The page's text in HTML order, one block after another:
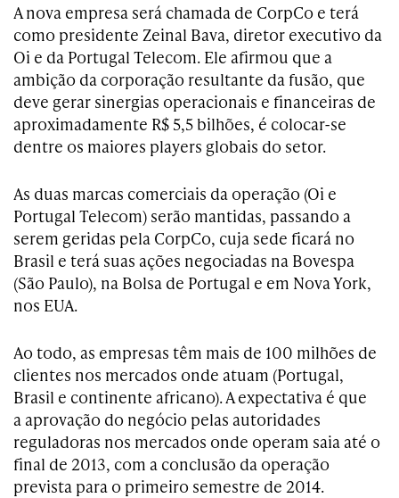
A nova empresa será chamada de CorpCo e terá
como presidente Zeinal Bava, diretor executivo da
Oi e da Portugal Telecom. Ele afirmou que a
ambição da corporação resultante da fusão, que
deve gerar sinergias operacionais e financeiras de
aproximadamente R$ 5,5 bilhões, é colocar-se
dentre os maiores players globais do setor.
As duas marcas comerciais da operação (Oi e
Portugal Telecom) serão mantidas, passando a
serem geridas pela CorpCo, cuja sede ficará no
Brasil e terá suas ações negociadas na Bovespa
(São Paulo), na Bolsa de Portugal e em Nova York,
nos EUA.
Ao todo, as empresas têm mais de 100 milhões de
clientes nos mercados onde atuam (Portugal,
Brasil e continente africano). A expectativa é que
a aprovação do negócio pelas autoridades
reguladoras nos mercados onde operam saia até o
final de 2013, com a conclusão da operação
prevista para o primeiro semestre de 2014.